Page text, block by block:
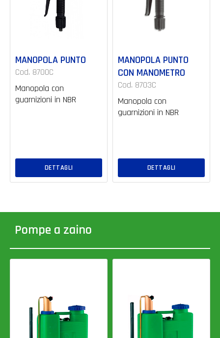
MANOPOLA PUNTO
Cod. 8700C
Manopola con
guarnizioni in NBR
DETTAGLI
MANOPOLA PUNTO
CON MANOMETRO
Cod. 8703C
Manopola con
guarnizioni in NBR
DETTAGLI
Pompe a zaino